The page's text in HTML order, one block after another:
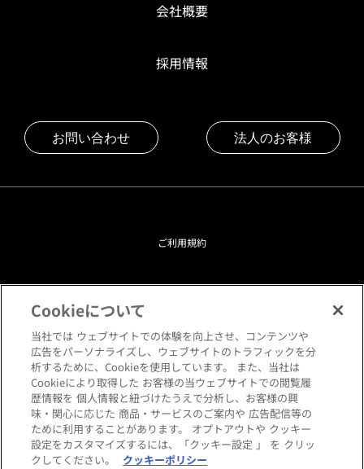
会社概要
採用情報
お問い合わせ 法人のお客様
ご利用規約
プライバシーポリシー
クッキーポリシー
閲覧環境について
サイトマップ
Cookieについて
当社では ウェブサイトでの体験を向上させ、コンテンツや
広告をパーソナライズし、ウェブサイトのトラフィックを分
析するために、Cookieを使用しています。 また、当社は
Cookieにより取得した お客様の当ウェブサイトでの閲覧履
歴情報を 個人情報と紐づけたうえで分析し、お客様の興
味・関心に応じた 商品・サービスのご案内や 広告配信等の
ために利用することがあります。 オプトアウトや クッキー
設定をカスタマイズするには、「クッキー設定 」 を クリッ
クしてください。
クッキーポリシー